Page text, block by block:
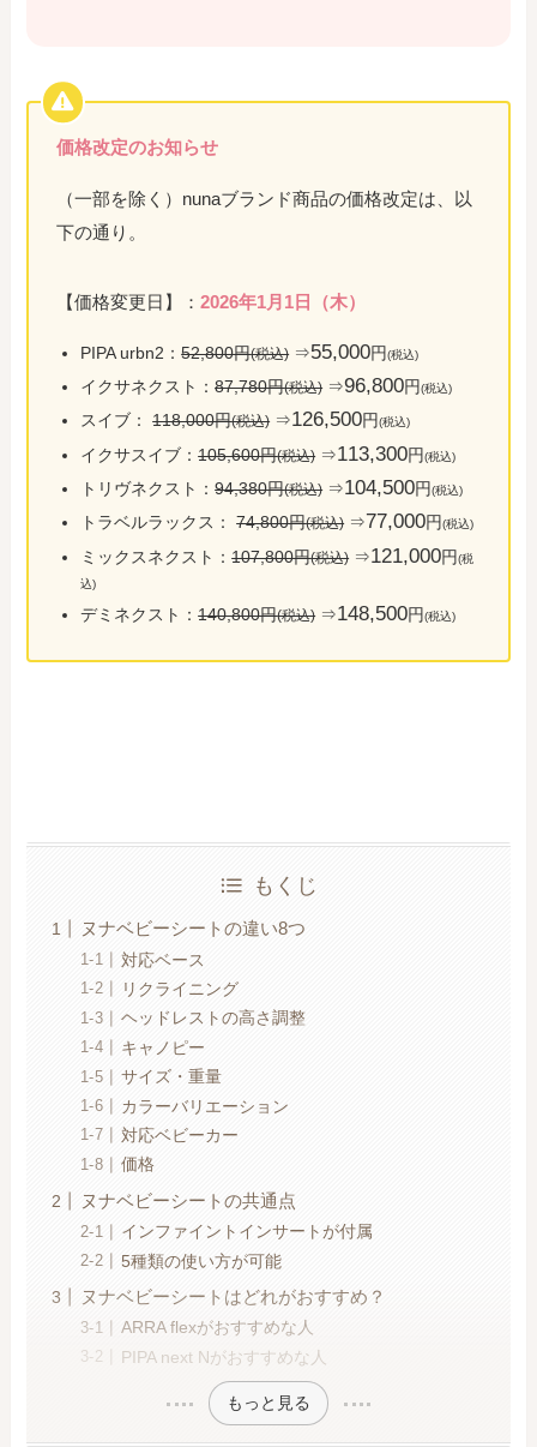
価格改定のお知らせ
（一部を除く）nunaブランド商品の価格改定は、以
下の通り。
【価格変更日】： 2026年1月1日（木）
PIPA urbn2：52,800円(税込)⇒55,000円(税込)
イクサネクスト：87,780円(税込)⇒96,800円(税込)
スイブ：118,000円(税込)⇒126,500円(税込)
イクサスイブ：105,600円(税込)⇒113,300円(税込)
トリヴネクスト：94,380円(税込)⇒104,500円(税込)
トラベルラックス：74,800円(税込)⇒77,000円(税込)
ミックスネクスト：107,800円(税込)⇒121,000円(税
込)
デミネクスト：140,800円(税込)⇒148,500円(税込)
もくじ
ヌナベビーシートの違い8つ
対応ベース
リクライニング
ヘッドレストの高さ調整
キャノピー
サイズ・重量
カラーバリエーション
対応ベビーカー
価格
ヌナベビーシートの共通点
インファイントインサートが付属
5種類の使い方が可能
ヌナベビーシートはどれがおすすめ？
ARRA flexがおすすめな人
PIPA next Nがおすすめな人
もっと見る